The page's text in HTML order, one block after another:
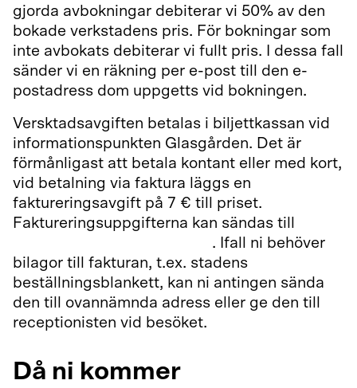
gjorda avbokningar debiterar vi 50% av den
bokade verkstadens pris. För bokningar som
inte avbokats debiterar vi fullt pris. I dessa fall
sänder vi en räkning per e-post till den e-
postadress dom uppgetts vid bokningen.
Versktadsavgiften betalas i biljettkassan vid
informationspunkten Glasgården. Det är
förmånligast att betala kontant eller med kort,
vid betalning via faktura läggs en
faktureringsavgift på 7 € till priset.
Faktureringsuppgifterna kan sändas till
. Ifall ni behöver
bilagor till fakturan, t.ex. stadens
beställningsblankett, kan ni antingen sända
den till ovannämnda adress eller ge den till
receptionisten vid besöket.
Då ni kommer